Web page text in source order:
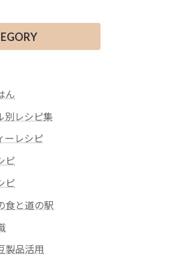
ん
別レシピ集
ーレシピ
ピ
ピ
食と道の駅
製品活用